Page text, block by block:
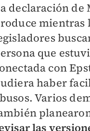
declaración de
mientras
que
con
haber
Varios
las